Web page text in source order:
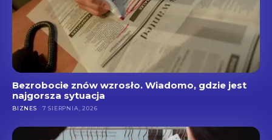
Bezrobocie znów wzrosło. Wiadomo, gdzie jest
najgorsza sytuacja
BIZNES 7 SIERPNIA, 2026